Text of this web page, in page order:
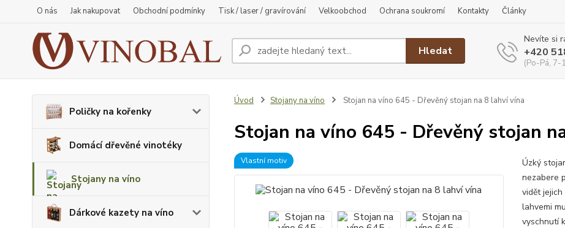
O nás Jak nakupovat Obchodní podmínky Tisk / laser / gravírování Velkoobchod Ochrana soukromí Kontakty Články
Hledat
Nevíte si
+420
(Po-Pá, 7-
Poličky na kořenky
Domácí dřevěné vinotéky
Stojany na víno
Dárkové kazety na víno
Úvod Stojany na víno Stojan na víno 645 - Dřevěný stojan na 8 lahví vína
Stojan na víno 645 - Dřevěný stojan
Vlastní motiv
Úzký
nezabere
vidět
lahvemi
vyschnutí